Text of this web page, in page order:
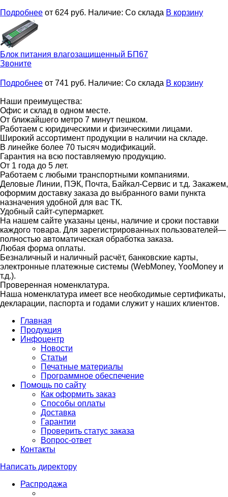
Подробнее от 624 руб. Наличие: Со склада В корзину
Блок питания влагозащищенный БП67
Звоните
Подробнее от 741 руб. Наличие: Со склада В корзину
Наши преимущества:
Офис и склад в одном месте.
От ближайшего метро 7 минут пешком.
Работаем с юридическими и физическими лицами.
Широкий ассортимент продукции в наличии на складе.
В линейке более 70 тысяч модификаций.
Гарантия на всю поставляемую продукцию.
От 1 года до 5 лет.
Работаем с любыми транспортными компаниями.
Деловые Линии, ПЭК, Почта, Байкал-Сервис и т.д. Закажем,
оформим доставку заказа до выбранного вами пункта
назначения удобной для вас ТК.
Удобный сайт-супермаркет.
На нашем сайте указаны цены, наличие и сроки поставки
каждого товара. Для зарегистрированных пользователей—
полностью автоматическая обработка заказа.
Любая форма оплаты.
Безналичный и наличный расчёт, банковские карты,
электронные платежные системы (WebMoney, YooMoney и
т.д.).
Проверенная номенклатура.
Наша номенклатура имеет все необходимые сертификаты,
декларации, паспорта и годами служит у наших клиентов.
Главная
Продукция
Инфоцентр
Новости
Статьи
Печатные материалы
Программное обеспечение
Помощь по сайту
Как оформить заказ
Способы оплаты
Доставка
Гарантии
Проверить статус заказа
Вопрос-ответ
Контакты
Написать директору
Распродажа